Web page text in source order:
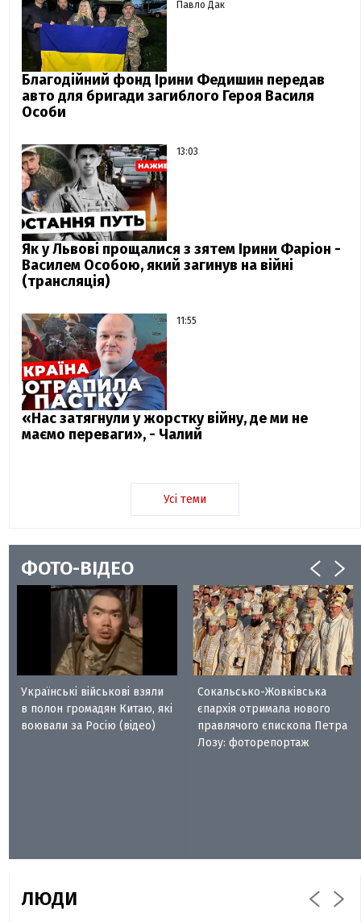
Павло Дак
Благодійний фонд Ірини Федишин передав
авто для бригади загиблого Героя Василя
Особи
13:03
Як у Львові прощалися з зятем Ірини Фаріон -
Василем Особою, який загинув на війні
(трансляція)
11:55
«Нас затягнули у жорстку війну, де ми не
маємо переваги», - Чалий
Усі теми
ФОТО-ВІДЕО
Українські військові взяли
в полон громадян Китаю, які
воювали за Росію (відео)
Сокальсько-Жовківська
єпархія отримала нового
правлячого єпископа Петра
Лозу: фоторепортаж
ЛЮДИ